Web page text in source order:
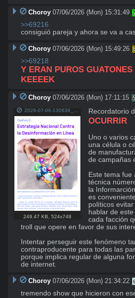
Choroy 07/06/2026 (Mon) 15:31:49
>>69216
consiguió pareja y ahora se va a
Choroy 07/06/2026 (Mon) 15:49:26
>>69218
Y ERAN PUROS
KEEEEK
Choroy 07/06/2026 (Mon) 17:11:15
249.47 KB ,524x748
Recordatorio
OCURRIR
Uno o varios
una célula o
de
de campañas
Este tema fue
técnica
la
es
políticos
hablar de
cada facción
troll que opere en favor de sus
Intentar perseguir este fenómeno
contraproducente para todas las
porque implica regular de alguna
de internet.
Choroy 07/06/2026 (Mon) 21:34:22
tremendo show que hicieron con